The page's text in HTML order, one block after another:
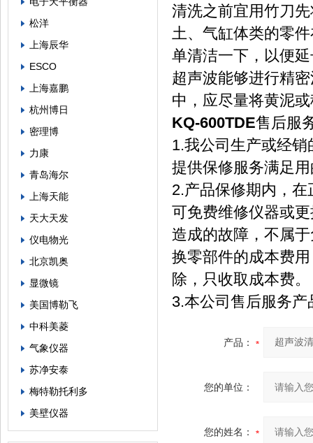
松洋
上海辰华
ESCO
上海嘉鹏
杭州博日
密理博
力康
青岛海尔
上海天能
天大天发
仪电物光
北京凯奥
显微镜
美国博勒飞
中科美菱
气象仪器
苏净安泰
梅特勒托利多
美壁仪器
清洗之前宜用竹刀
土、气缸体类的零
单清洁一下，以便
超声波能够进行精
中，应尽量将黄泥
KQ-600TDE售后服
1.我公司生产或经
提供保修服务满足
2.产品保修期内，
可免费维修仪器或
造成的故障，不属
换零部件的成本费
除，只收取成本费。
3.本公司售后服务
产品：
您的单位：
您的姓名：